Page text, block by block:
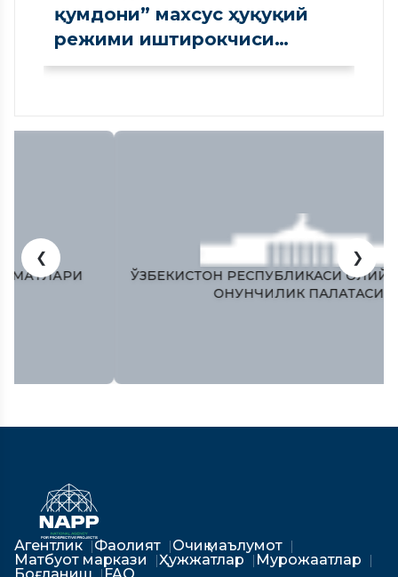
қумдони” махсус ҳуқуқий
режими иштирокчиси
сифатида рўйхатдан
ЎЗБЕКИСТОН РЕСПУБЛИКAСИ ОЛИЙ МAЖЛИСИ
ҚОНУНЧИЛИК ПAЛAТAСИ
❮ ❯
Агентлик Фаолият
Очиқ маълумот
Матбуот маркази
Ҳужжатлар
Мурожаатлар